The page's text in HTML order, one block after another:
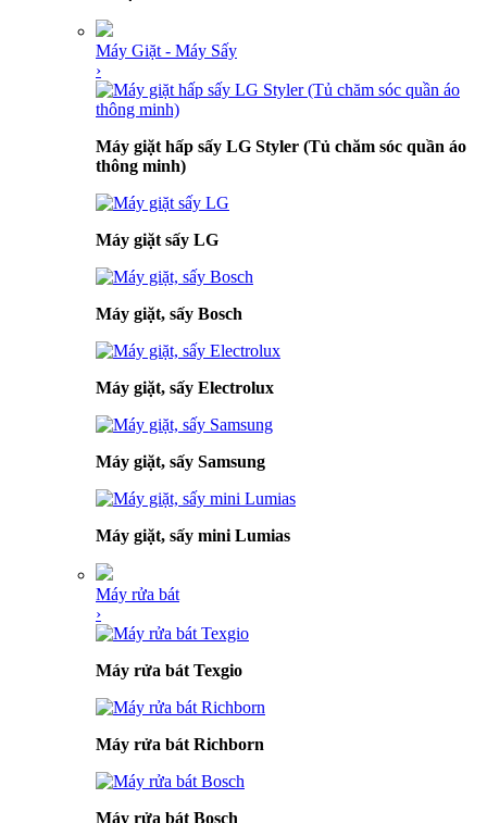
Máy Giặt - Máy Sấy
›
Máy giặt hấp sấy LG Styler (Tủ chăm sóc quần áo
thông minh)
Máy giặt sấy LG
Máy giặt, sấy Bosch
Máy giặt, sấy Electrolux
Máy giặt, sấy Samsung
Máy giặt, sấy mini Lumias
Máy rửa bát
›
Máy rửa bát Texgio
Máy rửa bát Richborn
Máy rửa bát Bosch